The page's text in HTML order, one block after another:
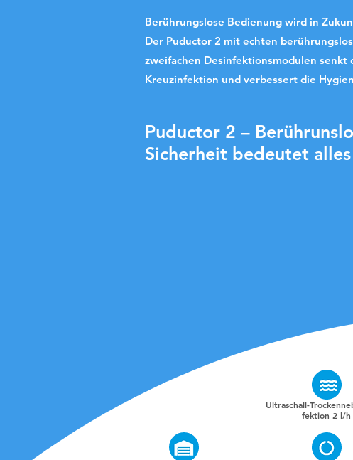
Berührungslose Bedienung wird in
Der Puductor 2 mit echten
zweifachen Desinfektionsmodulen senkt
Kreuzinfektion und verbessert die
Puductor 2 –
Sicherheit bedeutet alles
Ultraschall-
fektion 2 l/h